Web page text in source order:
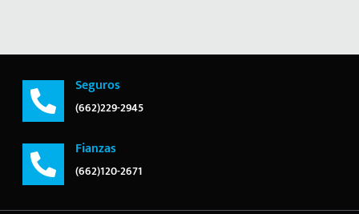
Seguros
(662)229-2945
Fianzas
(662)120-2671